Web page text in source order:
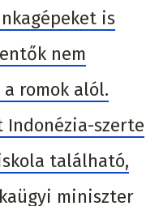
is
nem
romok alól.
szerte
található,
miniszter